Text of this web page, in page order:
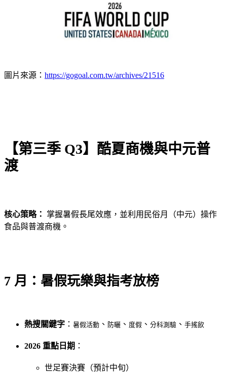
圖片來源： https://gogoal.com.tw/archives/21516
【第三季 Q3】酷夏商機與中元普
渡
核心策略：
掌握暑假長尾效應，並利用民俗月（中元）操作
食品與普渡商機。
7 月：暑假玩樂與指考放榜
熱搜關鍵字 ： 暑假活動 、 防曬 、 度假 、 分科測驗 、 手搖飲
2026 重點日期 ：
世足賽決賽（預計中旬）